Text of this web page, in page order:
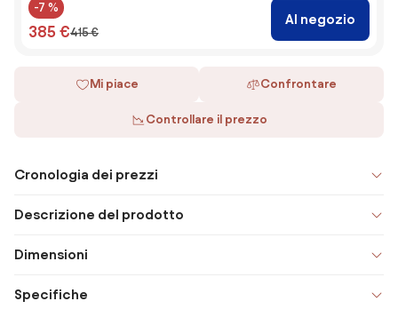
-7 %
385 €415 €
Al negozio
Mi piace Confrontare
Controllare il prezzo
Cronologia dei prezzi
Descrizione del prodotto
Dimensioni
Specifiche